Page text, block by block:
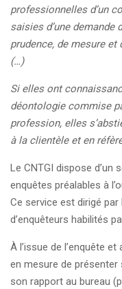
professionnelles d’un
saisies d’une demande
prudence, de mesure et
(…)
Si elles ont
déontologie commise
profession, elles
à la clientèle et en
Le CNTGI dispose d’un
enquêtes préalables à
Ce service est dirigé
d’enquêteurs habilités
À l’issue de l’enquête
en mesure de présenter
son rapport au bureau